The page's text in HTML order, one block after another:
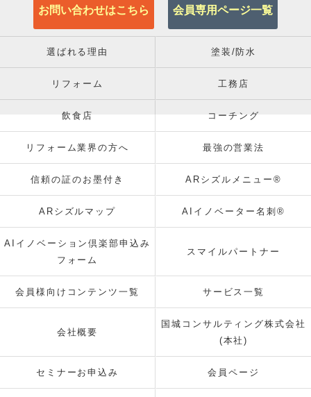
お問い合わせはこちら 会員専用ページ一覧
選ばれる理由 塗装/防水
リフォーム 工務店
飲食店 コーチング
リフォーム業界の方へ 最強の営業法
信頼の証のお墨付き ARシズルメニュー®
ARシズルマップ AIイノベーター名刺®
AIイノベーション倶楽部申込み
フォーム
スマイルパートナー
会員様向けコンテンツ一覧 サービス一覧
会社概要
国城コンサルティング株式会社
(本社)
セミナーお申込み 会員ページ